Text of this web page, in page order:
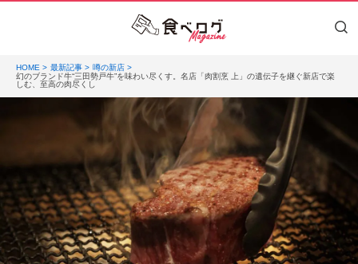
HOME 最新記事
噂の新店
幻のブランド牛“三田勢戸牛”を味わい尽くす。名店「肉割烹 上」の遺伝子を継ぐ新店で楽
しむ、至高の肉尽くし